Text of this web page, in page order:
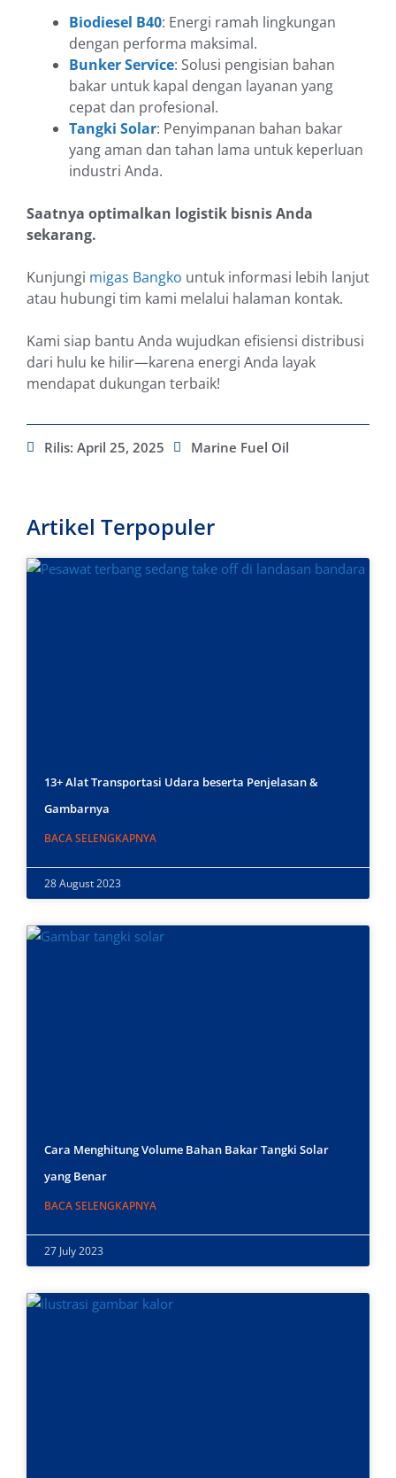
Biodiesel B40: Energi ramah lingkungan
dengan performa maksimal.
Bunker Service: Solusi pengisian bahan
bakar untuk kapal dengan layanan yang
cepat dan profesional.
Tangki Solar: Penyimpanan bahan bakar
yang aman dan tahan lama untuk keperluan
industri Anda.
Saatnya optimalkan logistik bisnis Anda
sekarang.
Kunjungi migas Bangko untuk informasi lebih lanjut
atau hubungi tim kami melalui halaman kontak.
Kami siap bantu Anda wujudkan efisiensi distribusi
dari hulu ke hilir—karena energi Anda layak
mendapat dukungan terbaik!
Rilis: April 25, 2025 Marine Fuel Oil
Artikel Terpopuler
13+ Alat Transportasi Udara beserta Penjelasan &
Gambarnya
BACA SELENGKAPNYA
28 August 2023
Cara Menghitung Volume Bahan Bakar Tangki Solar
yang Benar
BACA SELENGKAPNYA
27 July 2023